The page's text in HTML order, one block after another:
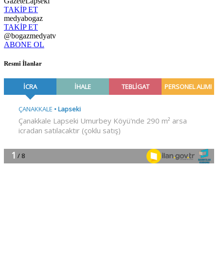
TAKİP ET
medyabogaz
TAKİP ET
@bogazmedyatv
ABONE OL
Resmî İlanlar